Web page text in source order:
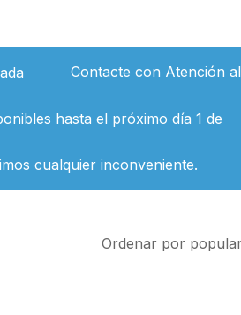
Contacte con Atención
hasta el próximo día 1 de
cualquier inconveniente.